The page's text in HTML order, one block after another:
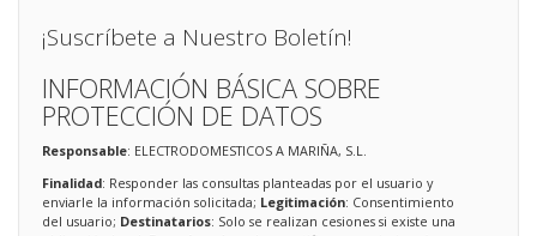
¡Suscríbete a Nuestro Boletín!
INFORMACIÓN BÁSICA SOBRE
PROTECCIÓN DE DATOS
Responsable: ELECTRODOMESTICOS A MARIÑA, S.L.
Finalidad: Responder las consultas planteadas por el usuario y
enviarle la información solicitada; Legitimación: Consentimiento
del usuario; Destinatarios: Solo se realizan cesiones si existe una